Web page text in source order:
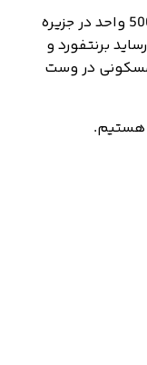
پروژه‌های مهم ما شامل توسعه بیش از 500 واحد در جزیره
برنتفورد و
سابق به 251 واحد مسکونی در وست
هستیم.